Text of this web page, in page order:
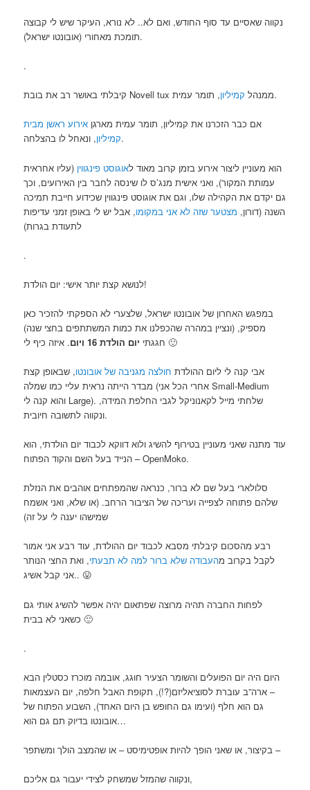
נקווה שאסיים עד סוף החודש, ואם לא.. לא נורא, העיקר שיש לי קבוצה
תומכת מאחורי (אובונטו ישראל).
.
קיבלתי באושר רב את בובת Novell tux ממנהל קמיליון , תומר עמית.
אם כבר הזכרנו את קמיליון, תומר עמית מארגן אירוע ראשן מבית
קמיליון, ונאחל לו בהצלחה.
הוא מעוניין ליצור אירוע בזמן קרוב מאוד לאוגוסט פינגווין (עליו אחראית
עמותת המקור), ואני אישית מנג’ס לו שינסה לחבר בין האירועים, וכך
גם יקדם את הקהילה שלו, וגם את אוגוסט פינגווין שכידוע חייבת תמיכה
השנה (דורון, מצטער שזה לא אני במקומו, אבל יש לי באופן זמני עדיפות
לתעודת בגרות)
.
לנושא קצת יותר אישי: יום הולדת!
במפגש האחרון של אובונטו ישראל, שלצערי לא הספקתי להזכיר כאן
מספיק, (ונציין במהרה שהכפלנו את כמות המשתתפים בחצי שנה)
חגגתי יום הולדת 16 ויום . איזה כיף לי 🙂
אבי קנה לי ליום ההולדת חולצה מגניבה של אובונטו, שבאופן קצת
מבדר הייתה נראית עליי כמו שמלה (אחרי הכל אני Small-Medium
והוא קנה לי Large). שלחתי מייל לקאנוניקל לגבי החלפת המידה,
ונקווה לתשובה חיובית.
עוד מתנה שאני מעוניין בטירוף להשיג ולוא דווקא לכבוד יום הולדתי, הוא
הנייד בעל השם והקוד הפתוח – OpenMoko.
סלולארי בעל שם לא ברור, כנראה שהמפתחים אוהבים את הנזלת
שלהם פתוחה לצפייה ועריכה של הציבור הרחב. (או שלא, ואני אשמח
שמישהו יענה לי על זה)
רבע מהסכום קיבלתי מסבא לכבוד יום ההולדת, עוד רבע אני אמור
לקבל בקרוב מהעבודה שלא ברור למה לא תבעתי, ואת החצי הנותר
אני קבל אשיג.. 😛
לפחות החברה תהיה מרוצה שפתאום יהיה אפשר להשיג אותי גם
כשאני לא בבית 🙂
.
היום היה יום הפועלים והשומר הצעיר חוגג, אובמה מוכרז כסטלין הבא
– ארה”ב עוברת לסוציאליזם(?!), תקופת האבל חלפה, יום העצמאות
גם הוא חלף (ועימו גם החופש בן היום האחד), השבוע הפתוח של
אובונטו בדיוק תם גם הוא…
בקיצור, או שאני הופך להיות אופטימיסט – או שהמצב הולך ומשתפר –
ונקווה שהמזל שמשחק לצידי יעבור גם אליכם,